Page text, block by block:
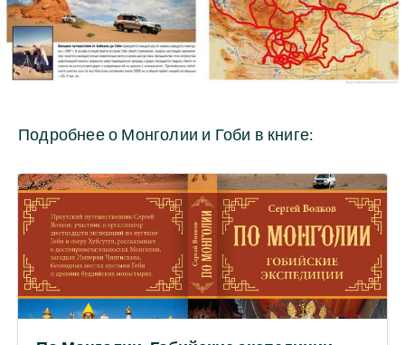
Подробнее о Монголии и Гоби в книге: